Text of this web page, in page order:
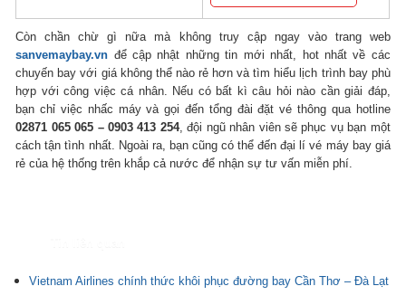
Còn chần chừ gì nữa mà không truy cập ngay vào trang web
sanvemaybay.vn để cập nhật những tin mới nhất, hot nhất về các
chuyến bay với giá không thể nào rẻ hơn và tìm hiểu lịch trình bay phù
hợp với công việc cá nhân. Nếu có bất kì câu hỏi nào cần giải đáp,
bạn chỉ việc nhấc máy và gọi đến tổng đài đặt vé thông qua hotline
02871 065 065 – 0903 413 254, đội ngũ nhân viên sẽ phục vụ bạn một
cách tận tình nhất. Ngoài ra, bạn cũng có thể đến đại lí vé máy bay giá
rẻ của hệ thống trên khắp cả nước để nhận sự tư vấn miễn phí.
Vietnam Airlines chính thức khôi phục đường bay Cần Thơ – Đà Lạt